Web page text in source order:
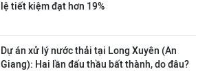
lệ tiết kiệm đạt hơn 19%
Dự án xử lý nước thải tại Long Xuyên (An
Giang): Hai lần đấu thầu bất thành, do đâu?